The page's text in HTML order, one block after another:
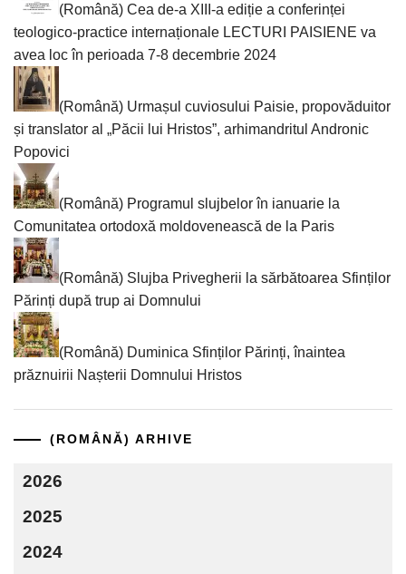
(Română) Cea de-a XIII-a ediție a conferinței
teologico-practice internaționale LECTURI PAISIENE va
avea loc în perioada 7-8 decembrie 2024
(Română) Urmașul cuviosului Paisie, propovăduitor
și translator al „Păcii lui Hristos”, arhimandritul Andronic
Popovici
(Română) Programul slujbelor în ianuarie la
Comunitatea ortodoxă moldovenească de la Paris
(Română) Slujba Privegherii la sărbătoarea Sfinților
Părinți după trup ai Domnului
(Română) Duminica Sfinților Părinți, înaintea
prăznuirii Nașterii Domnului Hristos
(ROMÂNĂ) ARHIVE
2026
2025
2024